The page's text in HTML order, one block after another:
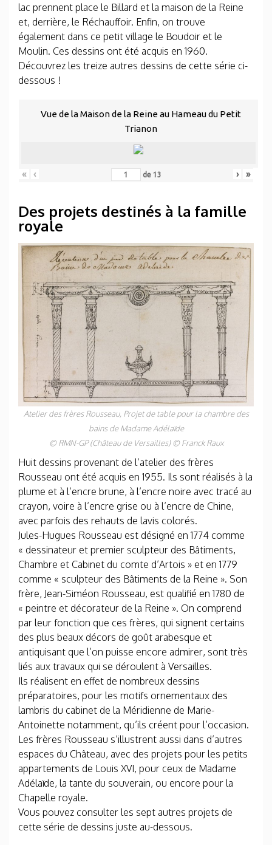
lac prennent place le Billard et la maison de la Reine
et, derrière, le Réchauffoir. Enfin, on trouve
également dans ce petit village le Boudoir et le
Moulin. Ces dessins ont été acquis en 1960.
Découvrez les treize autres dessins de cette série ci-
dessous !
Vue de la Maison de la Reine au Hameau du Petit
Trianon
« ‹ de 13 › »
Des projets destinés à la famille
royale
Atelier des frères Rousseau, Projet de table pour la chambre des
bains de Madame Adélaïde
© RMN-GP (Château de Versailles) © Franck Raux
Huit dessins provenant de l’atelier des frères
Rousseau ont été acquis en 1955. Ils sont réalisés à la
plume et à l’encre brune, à l’encre noire avec tracé au
crayon, voire à l’encre grise ou à l’encre de Chine,
avec parfois des rehauts de lavis colorés.
Jules-Hugues Rousseau est désigné en 1774 comme
« dessinateur et premier sculpteur des Bâtiments,
Chambre et Cabinet du comte d’Artois » et en 1779
comme « sculpteur des Bâtiments de la Reine ». Son
frère, Jean-Siméon Rousseau, est qualifié en 1780 de
« peintre et décorateur de la Reine ». On comprend
par leur fonction que ces frères, qui signent certains
des plus beaux décors de goût arabesque et
antiquisant que l’on puisse encore admirer, sont très
liés aux travaux qui se déroulent à Versailles.
Ils réalisent en effet de nombreux dessins
préparatoires, pour les motifs ornementaux des
lambris du cabinet de la Méridienne de Marie-
Antoinette notamment, qu’ils créent pour l’occasion.
Les frères Rousseau s’illustrent aussi dans d’autres
espaces du Château, avec des projets pour les petits
appartements de Louis XVI, pour ceux de Madame
Adélaïde, la tante du souverain, ou encore pour la
Chapelle royale.
Vous pouvez consulter les sept autres projets de
cette série de dessins juste au-dessous.